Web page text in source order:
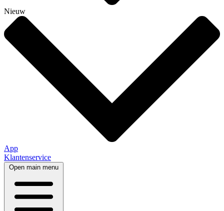
Nieuw
App
Klantenservice
Open main menu